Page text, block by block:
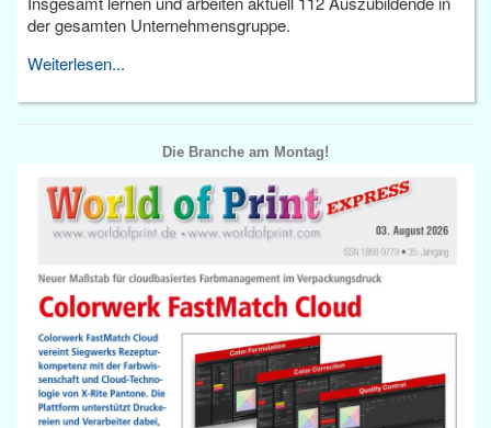
der gesamten Unternehmensgruppe.
Weiterlesen...
Die Branche am Montag!